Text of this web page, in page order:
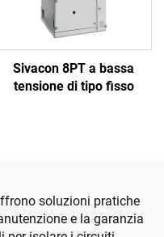
Sivacon 8PT a bassa
tensione di tipo fisso
soluzioni pratiche
e la garanzia